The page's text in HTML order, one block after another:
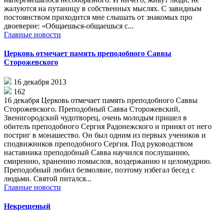
жалуются на путаницу в собственных мыслях. С завидным
постоянством приходится мне слышать от знакомых про
двоеверие: «Общаешься-общаешься с...
Главные новости
Церковь отмечает память преподобного Саввы
Сторожевского
16 декабря 2013
162
16 декабря Церковь отмечает память преподобного Саввы
Сторожевского. Преподобный Савва Сторожевский,
Звенигородский чудотворец, очень молодым пришел в
обитель преподобного Сергия Радонежского и принял от него
постриг в монашество. Он был одним из первых учеников и
сподвижников преподобного Сергия. Под руководством
наставника преподобный Савва научился послушанию,
смирению, хранению помыслов, воздержанию и целомудрию.
Преподобный любил безмолвие, поэтому избегал бесед с
людьми. Святой питался...
Главные новости
Некрещеный